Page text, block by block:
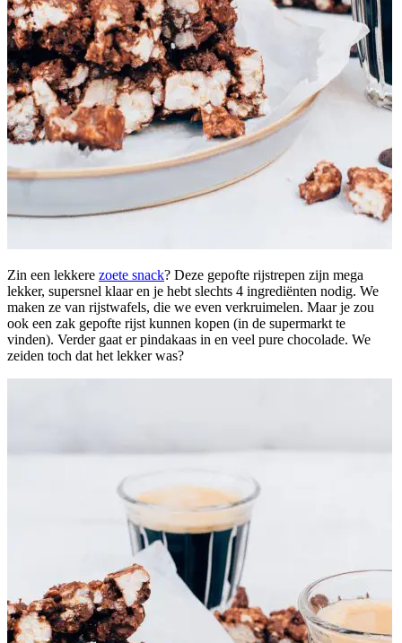
Zin een lekkere zoete snack? Deze gepofte rijstrepen zijn mega
lekker, supersnel klaar en je hebt slechts 4 ingrediënten nodig. We
maken ze van rijstwafels, die we even verkruimelen. Maar je zou
ook een zak gepofte rijst kunnen kopen (in de supermarkt te
vinden). Verder gaat er pindakaas in en veel pure chocolade. We
zeiden toch dat het lekker was?